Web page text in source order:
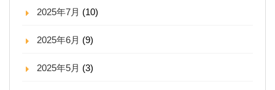
2025年7月 (10)
2025年6月 (9)
2025年5月 (3)